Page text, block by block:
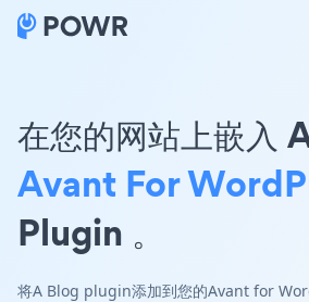
在您的网站上嵌入
Avant For
Plugin 。
将A Blog plugin添加到您的Avant for